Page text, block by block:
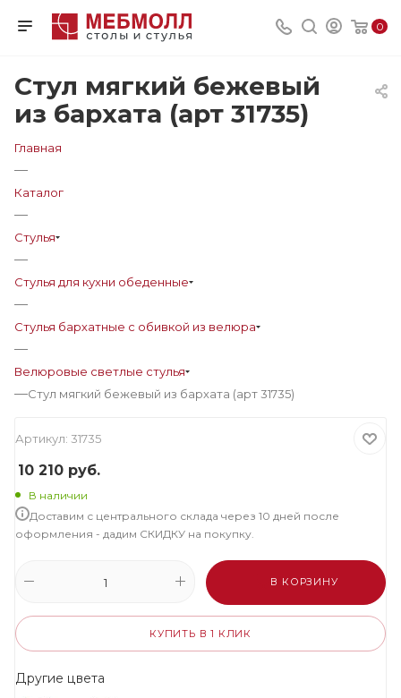
0
Стул мягкий бежевый
из бархата (арт 31735)
Главная
—
Каталог
—
Стулья
—
Стулья для кухни обеденные
—
Стулья бархатные с обивкой из велюра
—
Велюровые светлые стулья
—Стул мягкий бежевый из бархата (арт 31735)
Артикул: 31735
10 210 руб.
В наличии
Доставим с центрального склада через 10 дней после
оформления - дадим СКИДКУ на покупку.
В КОРЗИНУ
КУПИТЬ В 1 КЛИК
Другие цвета